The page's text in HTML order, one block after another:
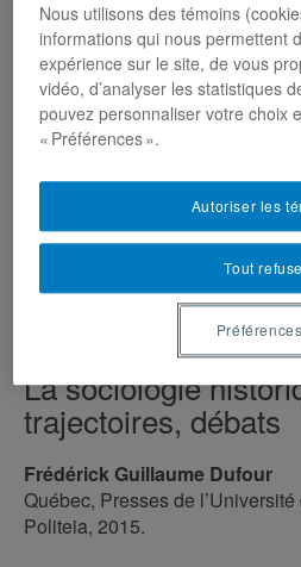
La sociologie
trajectoires, débats
Frédérick Guillaume Dufour
Québec, Presses de
Politeia, 2015.
Nous utilisons des témoins
informations qui nous permettent
expérience sur le site, de vous
vidéo, d’analyser les statistiques
pouvez personnaliser votre choix
« Préférences ».
Tout
Autoriser les
Préférences